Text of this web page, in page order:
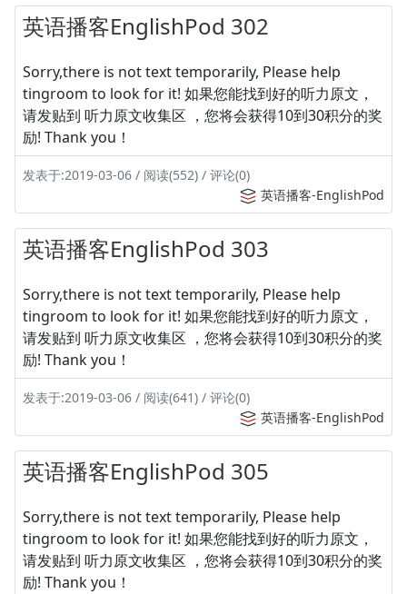
英语播客EnglishPod 302
Sorry,there is not text temporarily, Please help
tingroom to look for it! 如果您能找到好的听力原文，
请发贴到 听力原文收集区 ，您将会获得10到30积分的奖
励! Thank you！
发表于:2019-03-06 / 阅读(552) / 评论(0)
英语播客-EnglishPod
英语播客EnglishPod 303
Sorry,there is not text temporarily, Please help
tingroom to look for it! 如果您能找到好的听力原文，
请发贴到 听力原文收集区 ，您将会获得10到30积分的奖
励! Thank you！
发表于:2019-03-06 / 阅读(641) / 评论(0)
英语播客-EnglishPod
英语播客EnglishPod 305
Sorry,there is not text temporarily, Please help
tingroom to look for it! 如果您能找到好的听力原文，
请发贴到 听力原文收集区 ，您将会获得10到30积分的奖
励! Thank you！